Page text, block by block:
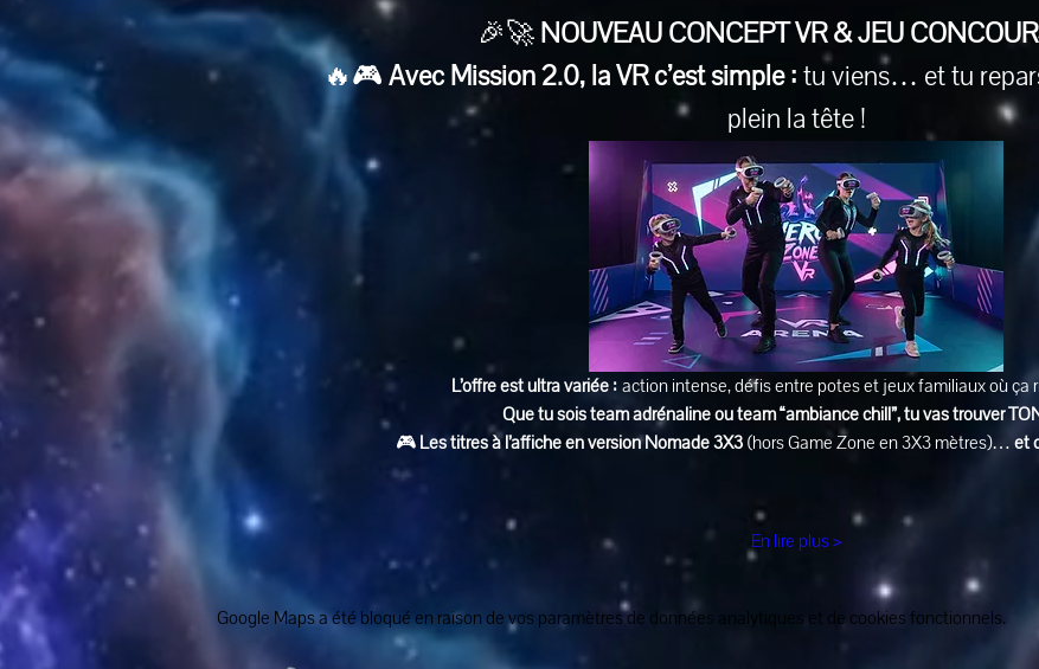
🎉🚀 NOUVEAU CONCEPT VR & JEU
🔥🎮 Avec Mission 2.0, la VR c’est simple : tu viens… et tu
plein la tête !
L’offre est ultra variée : action intense, défis entre potes et jeux familiaux où ça
Que tu sois team adrénaline ou team “ambiance chill”, tu vas trouver
🎮 Les titres à l’affiche en version Nomade 3X3 (hors Game Zone en 3X3 mètres)… et
En lire plus >
Google Maps a été bloqué en raison de vos paramètres de données analytiques et de cookies fonctionnels.